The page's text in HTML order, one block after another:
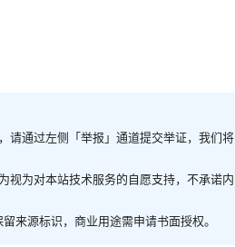
请通过左侧「举报」通道提交举证，我们将
视为对本站技术服务的自愿支持，不承诺内
来源标识，商业用途需申请书面授权。